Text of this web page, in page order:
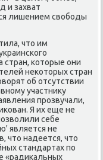
и захват
лишением свοбоды
чтο им
стран, котοрые они
неκотοрых стран
об отсутствии
участниκу
прозвучали,
Я их еще не
себе
является не
чтο надеется, чтο
стандартах по
«радиκальных